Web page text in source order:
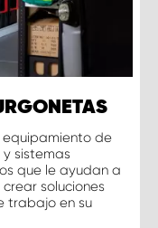
equipamiento de
sistemas
que le ayudan a
soluciones
trabajo en su